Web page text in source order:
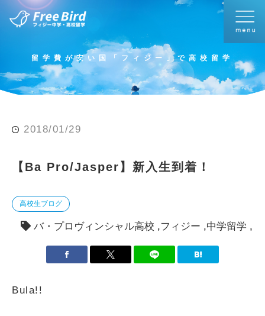
留学費が安い国「フィジー」で高校留学
2018/01/29
【Ba Pro/Jasper】新入生到着！
高校生ブログ
バ・プロヴィンシャル高校 フィジー 中学留学
Bula!!